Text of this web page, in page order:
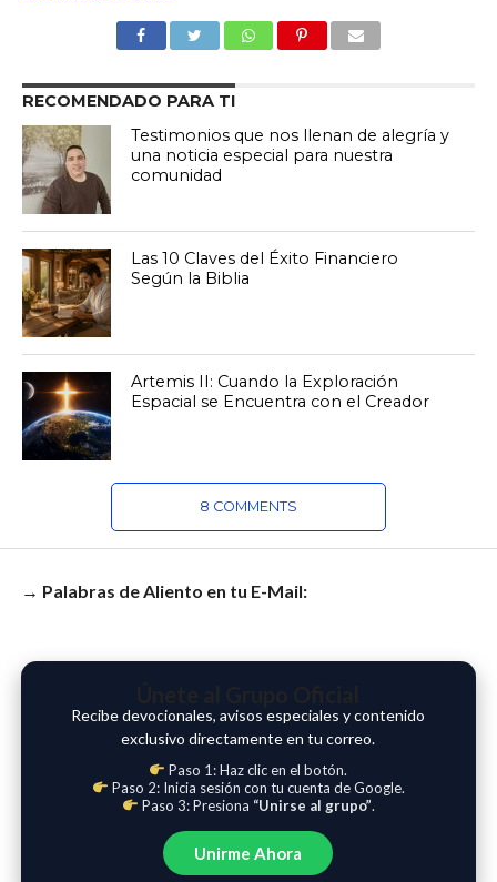
RECOMENDADO PARA TI
Testimonios que nos llenan de alegría y
una noticia especial para nuestra
comunidad
Las 10 Claves del Éxito Financiero
Según la Biblia
Artemis II: Cuando la Exploración
Espacial se Encuentra con el Creador
8 COMMENTS
→ Palabras de Aliento en tu E-Mail:
Recibe devocionales, avisos especiales y contenido
exclusivo directamente en tu correo.
Paso 1: Haz clic en el botón.
Paso 2: Inicia sesión con tu cuenta de Google.
Paso 3: Presiona “Unirse al grupo”.
Unirme Ahora